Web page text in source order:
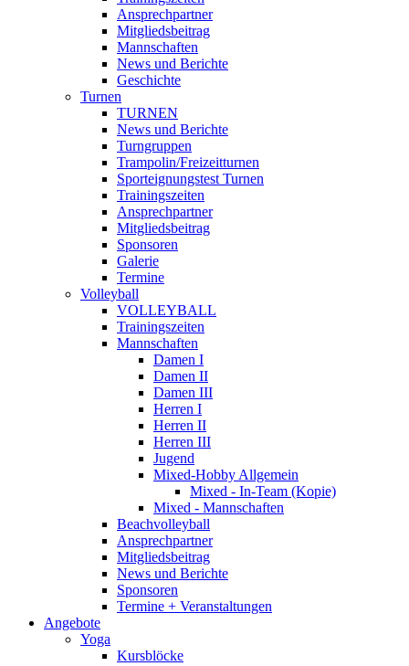
Ansprechpartner
Mitgliedsbeitrag
Mannschaften
News und Berichte
Geschichte
Turnen
TURNEN
News und Berichte
Turngruppen
Trampolin/Freizeitturnen
Sporteignungstest Turnen
Trainingszeiten
Ansprechpartner
Mitgliedsbeitrag
Sponsoren
Galerie
Termine
Volleyball
VOLLEYBALL
Trainingszeiten
Mannschaften
Damen I
Damen II
Damen III
Herren I
Herren II
Herren III
Jugend
Mixed-Hobby Allgemein
Mixed - In-Team (Kopie)
Mixed - Mannschaften
Beachvolleyball
Ansprechpartner
Mitgliedsbeitrag
News und Berichte
Sponsoren
Termine + Veranstaltungen
Angebote
Yoga
Kursblöcke